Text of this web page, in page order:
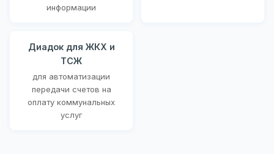
информации
Диадок для ЖКХ и
ТСЖ
для автоматизации
передачи счетов на
оплату коммунальных
услуг